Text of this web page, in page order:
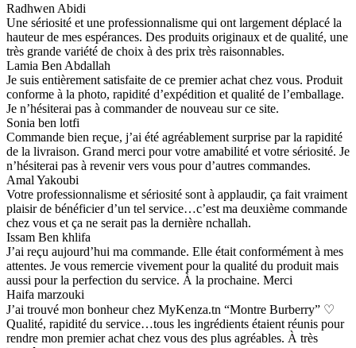
Radhwen Abidi
Une sériosité et une professionnalisme qui ont largement déplacé la
hauteur de mes espérances. Des produits originaux et de qualité, une
très grande variété de choix à des prix très raisonnables.
Lamia Ben Abdallah
Je suis entièrement satisfaite de ce premier achat chez vous. Produit
conforme à la photo, rapidité d’expédition et qualité de l’emballage.
Je n’hésiterai pas à commander de nouveau sur ce site.
Sonia ben lotfi
Commande bien reçue, j’ai été agréablement surprise par la rapidité
de la livraison. Grand merci pour votre amabilité et votre sériosité. Je
n’hésiterai pas à revenir vers vous pour d’autres commandes.
Amal Yakoubi
Votre professionnalisme et sériosité sont à applaudir, ça fait vraiment
plaisir de bénéficier d’un tel service…c’est ma deuxième commande
chez vous et ça ne serait pas la dernière nchallah.
Issam Ben khlifa
J’ai reçu aujourd’hui ma commande. Elle était conformément à mes
attentes. Je vous remercie vivement pour la qualité du produit mais
aussi pour la perfection du service. À la prochaine. Merci
Haifa marzouki
J’ai trouvé mon bonheur chez MyKenza.tn “Montre Burberry” ♡
Qualité, rapidité du service…tous les ingrédients étaient réunis pour
rendre mon premier achat chez vous des plus agréables. À très